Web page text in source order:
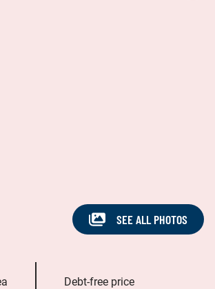
SEE ALL PHOTOS
Debt-free price